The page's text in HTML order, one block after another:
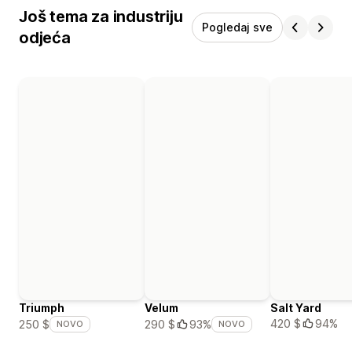
Još tema za industriju
odjeća
Pogledaj sve
Triumph
250 $
NOVO
Velum
290 $
93% NOVO
Salt Yard
420 $
94%